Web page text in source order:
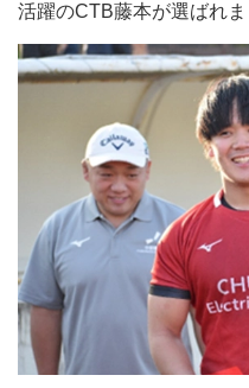
活躍のCTB藤本が選ばれま